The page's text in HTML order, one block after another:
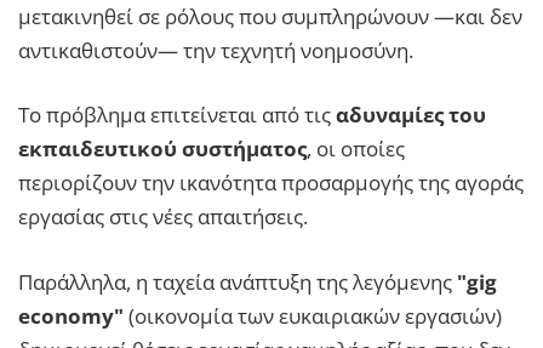
μετακινηθεί σε ρόλους που συμπληρώνουν —και δεν
αντικαθιστούν— την τεχνητή νοημοσύνη.
Το πρόβλημα επιτείνεται από τιςαδυναμίες του
εκπαιδευτικού συστήματος, οι οποίες
περιορίζουν την ικανότητα προσαρμογής της αγοράς
εργασίας στις νέες απαιτήσεις.
Παράλληλα, η ταχεία ανάπτυξη της λεγόμενης "gig
economy" (οικονομία των ευκαιριακών εργασιών)